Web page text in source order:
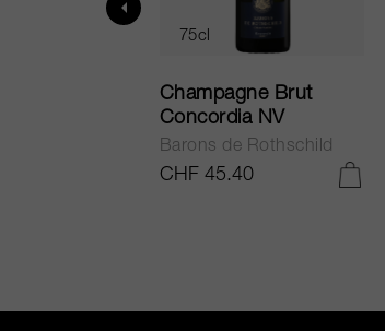
75cl
Champagne Brut
Concordia NV
Barons de Rothschild
CHF 45.40